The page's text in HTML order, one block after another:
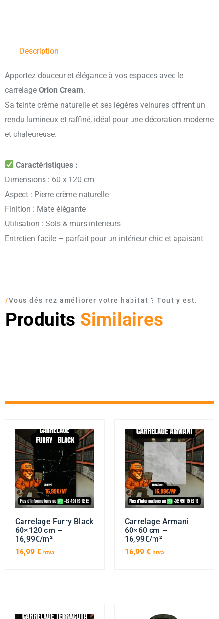
Description
Apportez douceur et élégance à vos espaces avec le
carrelage Orion Cream.
Sa teinte crème naturelle et ses légères veinures offrent un
rendu lumineux et raffiné, idéal pour une décoration moderne
et chaleureuse.
Caractéristiques :
Dimensions : 60 x 120 cm
Aspect : Pierre crème naturelle
Finition : Mate élégante
Utilisation : Sols & murs intérieurs
Entretien facile – parfait pour un intérieur chic et apaisant
/Vous désirez améliorer votre habitat ? Tout y est.
Produits Similaires
Carrelage Furry Black
60×120 cm –
16,99€/m²
16,99 € htva
Carrelage Armani
60×60 cm –
16,99€/m²
16,99 € htva